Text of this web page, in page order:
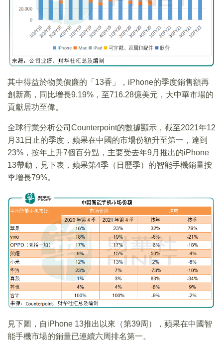
其中得益於物美價廉的「13香」，iPhone的季度銷售額再
創新高，同比增長9.19%，至716.28億美元，大中華市場的
貢獻居功至偉。
全球行業分析公司Counterpoint的數據顯示，截至2021年12
月31日止的季度，蘋果在中國的市場份額升至第一，達到
23%，按年上升7個百分點，主要受去年9月推出的iPhone
13帶動，見下表，蘋果第4季（日歷季）的智能手機銷量按
季增長79%。
見下圖，自iPhone 13推出以來（第39周），蘋果在中國智
能手機市場的銷量已連續六周排名第一。